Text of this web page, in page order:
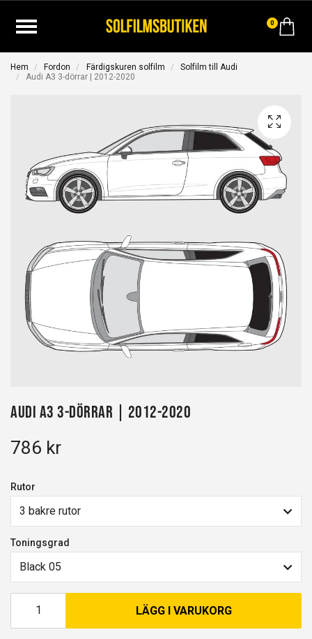
0
Hem Fordon Färdigskuren solfilm
Solfilm till Audi
Audi A3 3-dörrar | 2012-2020
Audi A3 3-dörrar | 2012-2020
786 kr
Rutor
3 bakre rutor
Toningsgrad
Black 05
LÄGG I VARUKORG